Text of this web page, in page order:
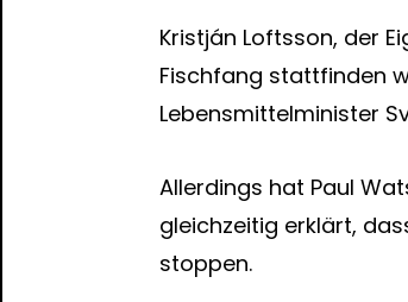
Kristján Loftsson, der
Fischfang stattfinden
Lebensmittelminister
Allerdings hat Paul
gleichzeitig erklärt,
stoppen.